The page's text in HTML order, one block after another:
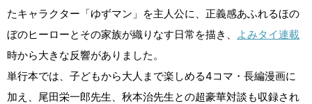
たキャラクター「ゆずマン」を主人公に、正義感あふれるほの
ぼのヒーローとその家族が織りなす日常を描き、
よみタイ連載
時から大きな反響がありました。
単行本では、子どもから大人まで楽しめる4コマ・長編漫画に
加え、尾田栄一郎先生、秋本治先生との超豪華対談も収録され